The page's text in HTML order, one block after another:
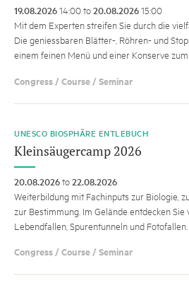
19.08.202614:00 to20.08.202615:00
Mit dem Experten streifen Sie durch die
Die geniessbaren Blätter-, Röhren- und
einem feinen Menü und einer Konserve
Congress / Course / Seminar
UNESCO BIOSPHÄRE ENTLEBUCH
Kleinsäugercamp 2026
20.08.2026to22.08.2026
Weiterbildung mit Fachinputs zur Biologie,
zur Bestimmung. Im Gelände entdecken
Lebendfallen, Spurentunneln und Fotofallen.
Congress / Course / Seminar